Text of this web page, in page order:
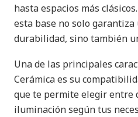
hasta espacios más
esta base no solo garantiza
durabilidad, sino también
Una de las principales
Cerámica es su
que te permite elegir entre
iluminación según tus